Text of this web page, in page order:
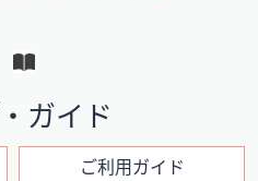
ガイド
ご利用ガイド